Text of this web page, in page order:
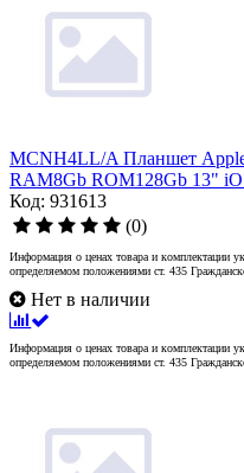
MCNH4LL/A Планшет
RAM8Gb ROM128Gb 13"
Код: 931613
(0)
Информация о ценах товара и комплектации
определяемом положениями ст. 435
Нет в наличии
Информация о ценах товара и комплектации
определяемом положениями ст. 435